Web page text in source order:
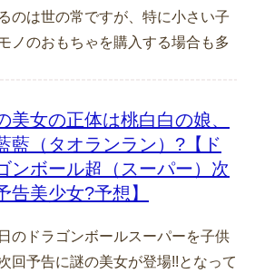
のは世の常ですが、特に小さい子
ノのおもちゃを購入する場合も多
美女の正体は桃白白の娘、
藍（タオランラン）?【ド
ンボール超（スーパー）次
告美少女?予想】
のドラゴンボールスーパーを子供
回予告に謎の美女が登場!!となって